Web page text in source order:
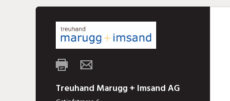
Treuhand Marugg + Imsand AG